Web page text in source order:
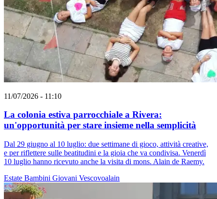
11/07/2026 - 11:10
La colonia estiva parrocchiale a Rivera:
un'opportunità per stare insieme nella semplicità
Dal 29 giugno al 10 luglio: due settimane di gioco, attività creative,
e per riflettere sulle beatitudini e la gioia che va condivisa. Venerdì
10 luglio hanno ricevuto anche la visita di mons. Alain de Raemy.
Estate Bambini Giovani Vescovoalain